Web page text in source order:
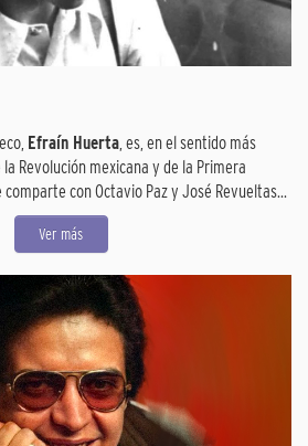
Efraín Huerta , es, en el sentido más
Revolución mexicana y de la Primera
con Octavio Paz y José Revueltas...
Ver más